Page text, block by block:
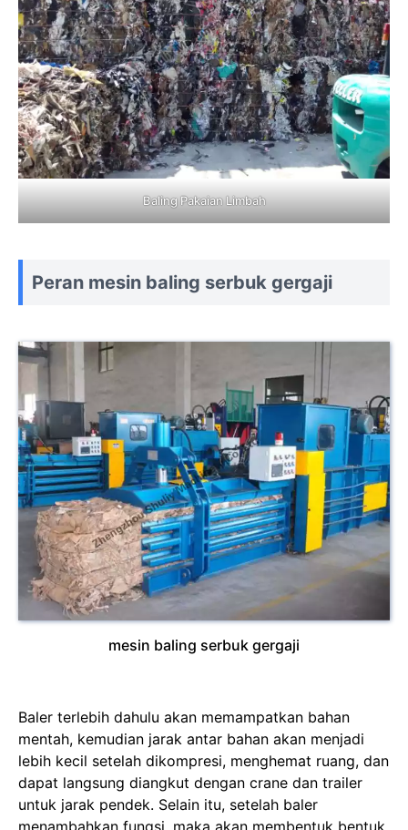
Baling Pakaian Limbah
Peran mesin baling serbuk gergaji
mesin baling serbuk gergaji
Baler terlebih dahulu akan memampatkan bahan
mentah, kemudian jarak antar bahan akan menjadi
lebih kecil setelah dikompresi, menghemat ruang, dan
dapat langsung diangkut dengan crane dan trailer
untuk jarak pendek. Selain itu, setelah baler
menambahkan fungsi, maka akan membentuk bentuk